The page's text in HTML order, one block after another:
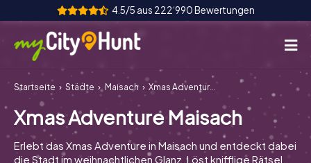
4.5/5 aus 222‘990 Bewertungen
So funktioniert's
Städte
Touren
Startseite Städte Maisach Xmas Adventure Maisach
Xmas Adventure Maisach
Erlebt das Xmas Adventure in Maisach und entdeckt dabei
die Stadt im weihnachtlichen Glanz. Löst knifflige Rätsel,